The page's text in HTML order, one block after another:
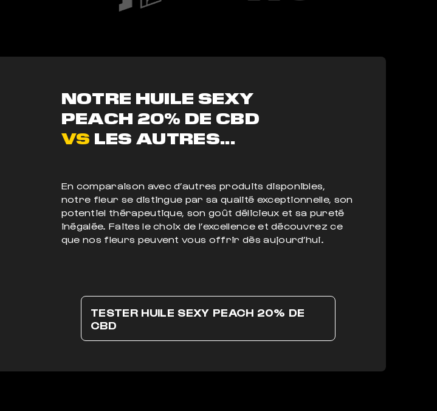
NOTRE HUILE SEXY
PEACH 20% DE CBD
VS LES AUTRES...
En comparaison avec d’autres produits disponibles,
notre fleur se distingue par sa qualité exceptionnelle, son
potentiel thérapeutique, son goût délicieux et sa pureté
inégalée. Faites le choix de l’excellence et découvrez ce
que nos fleurs peuvent vous offrir dès aujourd’hui.
TESTER HUILE SEXY PEACH 20% DE
CBD